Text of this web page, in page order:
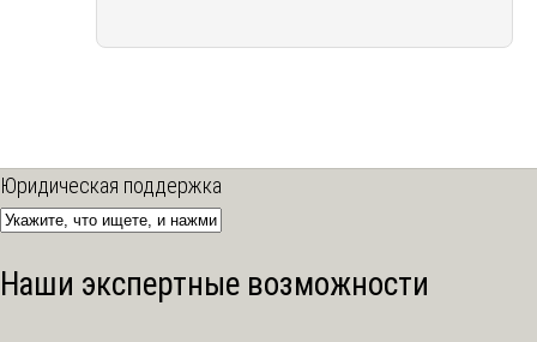
Юридическая поддержка
Наши экспертные возможности